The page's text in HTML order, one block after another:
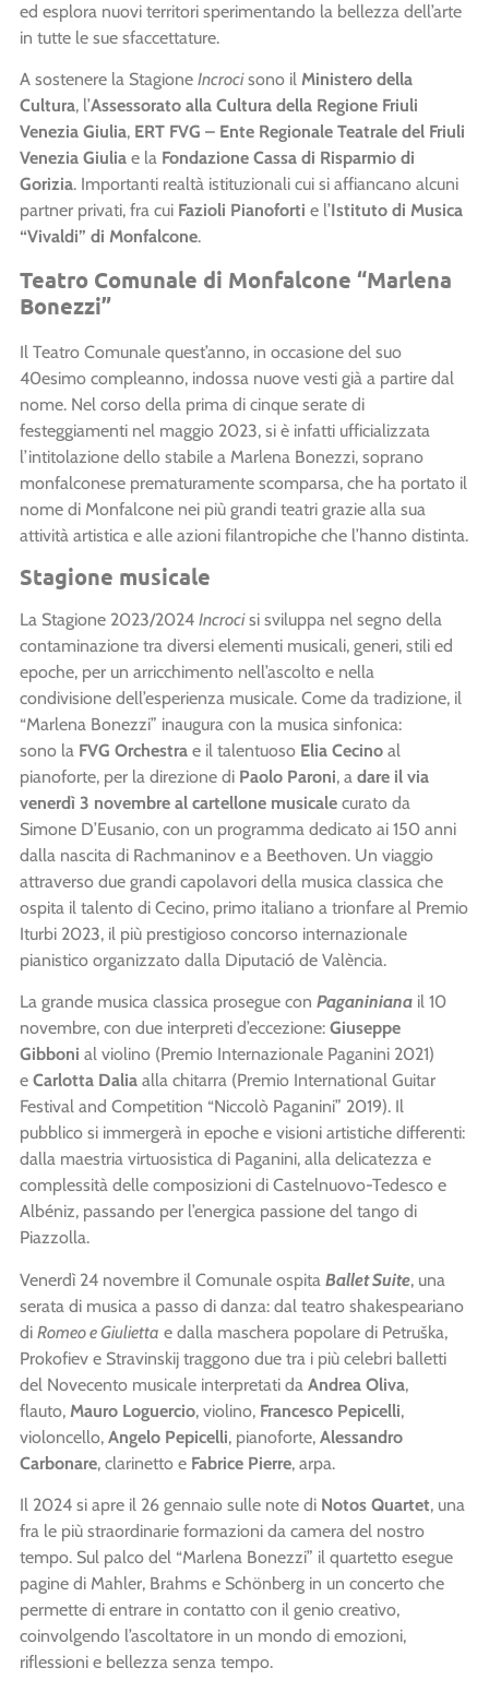
ed esplora nuovi territori sperimentando la bellezza dell’arte
in tutte le sue sfaccettature.
A sostenere la Stagione Incrocisono il Ministero della
Cultura, l’Assessorato alla Cultura della Regione Friuli
Venezia Giulia, ERT FVG – Ente Regionale Teatrale del Friuli
Venezia Giulia e la Fondazione Cassa di Risparmio di
Gorizia. Importanti realtà istituzionali cui si affiancano alcuni
partner privati, fra cui Fazioli Pianoforti e l’Istituto di Musica
“Vivaldi” di Monfalcone.
Teatro Comunale di Monfalcone “Marlena
Bonezzi”
Il Teatro Comunale quest’anno, in occasione del suo
40esimo compleanno, indossa nuove vesti già a partire dal
nome. Nel corso della prima di cinque serate di
festeggiamenti nel maggio 2023, si è infatti ufficializzata
l’intitolazione dello stabile a Marlena Bonezzi, soprano
monfalconese prematuramente scomparsa, che ha portato il
nome di Monfalcone nei più grandi teatri grazie alla sua
attività artistica e alle azioni filantropiche che l’hanno distinta.
Stagione musicale
La Stagione 2023/2024 Incrocisi sviluppa nel segno della
contaminazione tra diversi elementi musicali, generi, stili ed
epoche, per un arricchimento nell’ascolto e nella
condivisione dell’esperienza musicale. Come da tradizione, il
“Marlena Bonezzi” inaugura con la musica sinfonica:
sono la FVG Orchestra e il talentuoso Elia Cecino al
pianoforte, per la direzione di Paolo Paroni, a dare il via
venerdì 3 novembre al cartellone musicale curato da
Simone D’Eusanio, con un programma dedicato ai 150 anni
dalla nascita di Rachmaninov e a Beethoven. Un viaggio
attraverso due grandi capolavori della musica classica che
ospita il talento di Cecino, primo italiano a trionfare al Premio
Iturbi 2023, il più prestigioso concorso internazionale
pianistico organizzato dalla Diputació de València.
La grande musica classica prosegue con Paganiniana il 10
novembre, con due interpreti d’eccezione: Giuseppe
Gibboni al violino (Premio Internazionale Paganini 2021)
e Carlotta Dalia alla chitarra (Premio International Guitar
Festival and Competition “Niccolò Paganini” 2019). Il
pubblico si immergerà in epoche e visioni artistiche differenti:
dalla maestria virtuosistica di Paganini, alla delicatezza e
complessità delle composizioni di Castelnuovo-Tedesco e
Albéniz, passando per l’energica passione del tango di
Piazzolla.
Venerdì 24 novembre il Comunale ospita Ballet Suite, una
serata di musica a passo di danza: dal teatro shakespeariano
di Romeo e Giulietta e dalla maschera popolare di Petruška,
Prokofiev e Stravinskij traggono due tra i più celebri balletti
del Novecento musicale interpretati da Andrea Oliva,
flauto, Mauro Loguercio, violino, Francesco Pepicelli,
violoncello, Angelo Pepicelli, pianoforte, Alessandro
Carbonare, clarinetto e Fabrice Pierre, arpa.
Il 2024 si apre il 26 gennaio sulle note di Notos Quartet, una
fra le più straordinarie formazioni da camera del nostro
tempo. Sul palco del “Marlena Bonezzi” il quartetto esegue
pagine di Mahler, Brahms e Schönberg in un concerto che
permette di entrare in contatto con il genio creativo,
coinvolgendo l’ascoltatore in un mondo di emozioni,
riflessioni e bellezza senza tempo.